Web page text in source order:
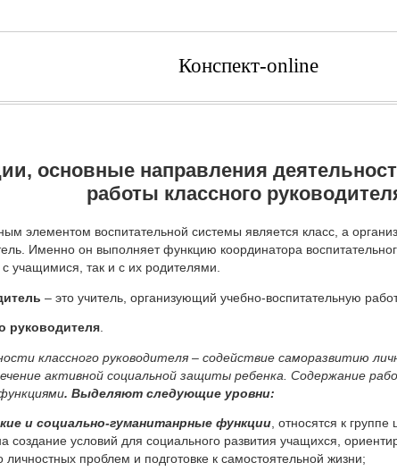
Конспект-online
основные направления
работы классного
элементом воспитательной системы является класс, а
Именно он выполняет функцию координатора
с учащимися, так и с их родителями.
– это учитель, организующий учебно-воспитательную
руководителя.
классного руководителя – содействие саморазвитию
активной социальной защиты ребенка. Содержание
. Выделяют следующие уровни:
и социально-гуманитанрные функции, относятся к
создание условий для социального развития учащихся,
личностных проблем и подготовке к самостоятельной жизни;